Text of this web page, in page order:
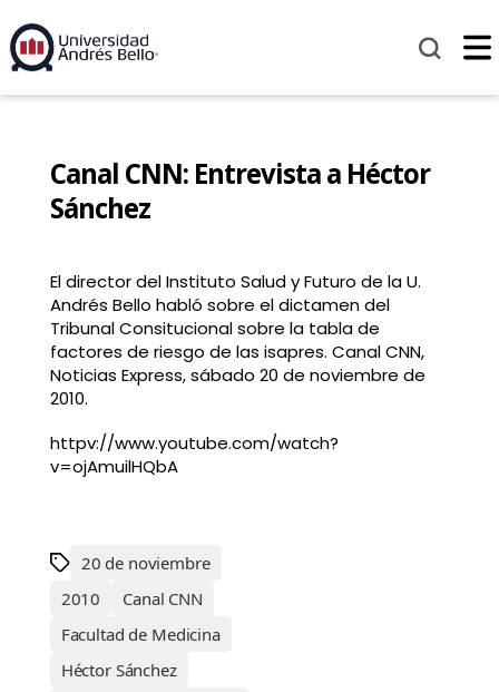
Canal CNN: Entrevista a Héctor
Sánchez
El director del Instituto Salud y Futuro de la U.
Andrés Bello habló sobre el dictamen del
Tribunal Consitucional sobre la tabla de
factores de riesgo de las isapres. Canal CNN,
Noticias Express, sábado 20 de noviembre de
2010.
httpv://www.youtube.com/watch?
v=ojAmuilHQbA
20 de noviembre
2010
Canal CNN
Facultad de Medicina
Héctor Sánchez